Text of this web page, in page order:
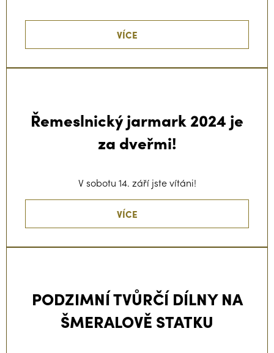
VÍCE
Řemeslnický jarmark 2024 je
za dveřmi!
V sobotu 14. září jste vítáni!
VÍCE
PODZIMNÍ TVŮRČÍ DÍLNY NA
ŠMERALOVĚ STATKU